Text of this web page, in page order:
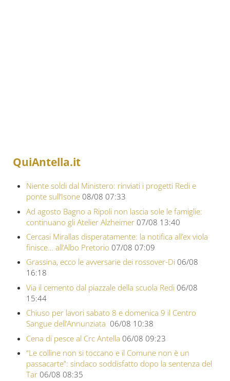
QuiAntella.it
Niente soldi dal Ministero: rinviati i progetti Redi e
ponte sull’Isone 08/08 07:33
Ad agosto Bagno a Ripoli non lascia sole le famiglie:
continuano gli Atelier Alzheimer 07/08 13:40
Cercasi Mirallas disperatamente: la notifica all’ex viola
finisce… all’Albo Pretorio 07/08 07:09
Grassina, ecco le avversarie dei rossover-Di 06/08
16:18
Via il cemento dal piazzale della scuola Redi 06/08
15:44
Chiuso per lavori sabato 8 e domenica 9 il Centro
Sangue dell’Annunziata 06/08 10:38
Cena di pesce al Crc Antella 06/08 09:23
“Le colline non si toccano e il Comune non è un
passacarte”: sindaco soddisfatto dopo la sentenza del
Tar 06/08 08:35